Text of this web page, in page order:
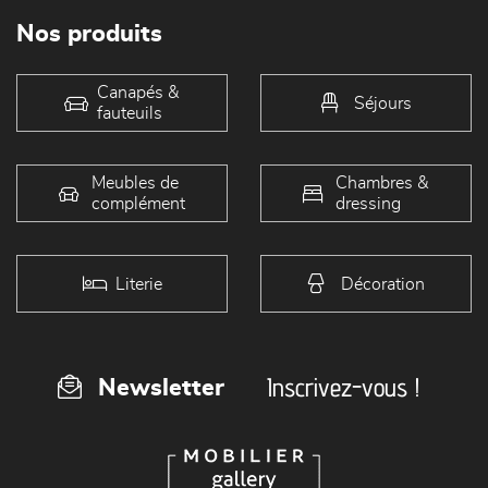
Nos produits
Canapés &
fauteuils
Séjours
Meubles de
complément
Chambres &
dressing
Literie Décoration
Newsletter Inscrivez-vous !